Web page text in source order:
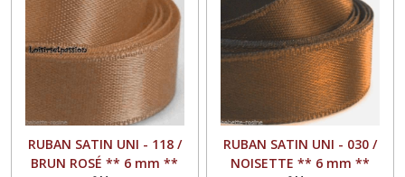
RUBAN SATIN UNI - 118 /
BRUN ROSÉ ** 6 mm **
RUBAN SATIN UNI - 030 /
NOISETTE ** 6 mm **